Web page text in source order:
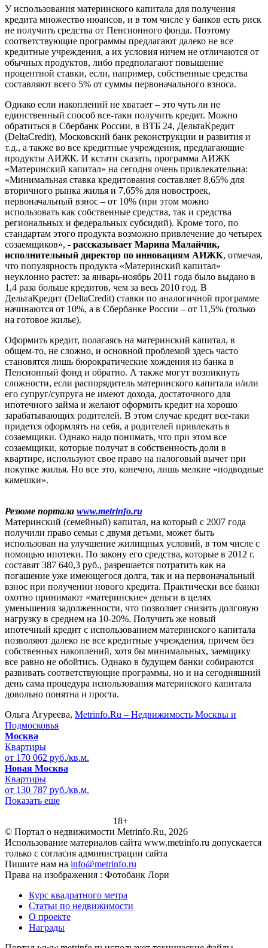
У использования материнского капитала для получения
кредита множество нюансов, и в том числе у банков есть риск
не получить средства от Пенсионного фонда. Поэтому
соответствующие программы предлагают далеко не все
кредитные учреждения, а их условия ничем не отличаются от
обычных продуктов, либо предполагают повышение
процентной ставки, если, например, собственные средства
составляют всего 5% от суммы первоначального взноса.
Однако если накоплений не хватает – это чуть ли не
единственный способ все-таки получить кредит. Можно
обратиться в Сбербанк России, в ВТБ 24, ДельтаКредит
(DeltaCredit), Московский банк реконструкции и развития и
т.д., а также во все кредитные учреждения, предлагающие
продукты АИЖК. И кстати сказать, программа АИЖК
«Материнский капитал» на сегодня очень привлекательна:
«Минимальная ставка кредитования составляет 8,65% для
вторичного рынка жилья и 7,65% для новостроек,
первоначальный взнос – от 10% (при этом можно
использовать как собственные средства, так и средства
региональных и федеральных субсидий). Кроме того, по
стандартам этого продукта возможно привлечение до четырех
созаемщиков», - рассказывает Марина Малайчик,
исполнительный директор по инновациям АИЖК, отмечая,
что популярность продукта «Материнский капитал»
неуклонно растет: за январь-ноябрь 2011 года было выдано в
1,4 раза больше кредитов, чем за весь 2010 год. В
ДельтаКредит (DeltaCredit) ставки по аналогичной программе
начинаются от 10%, а в Сбербанке России – от 11,5% (только
на готовое жилье).
Оформить кредит, полагаясь на материнский капитал, в
общем-то, не сложно, и основной проблемой здесь часто
становятся лишь бюрократические хождения из банка в
Пенсионный фонд и обратно. А также могут возникнуть
сложности, если распорядитель материнского капитала и/или
его супруг/супруга не имеют дохода, достаточного для
ипотечного займа и желают оформить кредит на хорошо
зарабатывающих родителей. В этом случае кредит все-таки
придется оформлять на себя, а родителей привлекать в
созаемщики. Однако надо понимать, что при этом все
созаемщики, которые получат в собственность доли в
квартире, используют свое право на налоговый вычет при
покупке жилья. Но все это, конечно, лишь мелкие «подводные
камешки».
Резюме портала www.metrinfo.ru
Материнский (семейный) капитал, на который с 2007 года
получили право семьи с двумя детьми, может быть
использован на улучшение жилищных условий, в том числе с
помощью ипотеки. По закону его средства, которые в 2012 г.
составят 387 640,3 руб., разрешается потратить как на
погашение уже имеющегося долга, так и на первоначальный
взнос при получении нового кредита. Практически все банки
охотно принимают «материнские» деньги в целях
уменьшения задолженности, что позволяет снизить долговую
нагрузку в среднем на 10-20%. Получить же новый
ипотечный кредит с использованием материнского капитала
позволяют далеко не все кредитные учреждения, причем без
собственных накоплений, хотя бы минимальных, заемщику
все равно не обойтись. Однако в будущем банки собираются
развивать соответствующие программы, но и на сегодняшний
день сама процедура использования материнского капитала
довольно понятна и проста.
Ольга Агуреева, Metrinfo.Ru – Недвижимость Москвы и
Подмосковья
Москва
Квартиры
от 170 062 руб./кв.м.
Новая Москва
Квартиры
от 130 787 руб./кв.м.
Показать еще
18+
© Портал о недвижимости Metrinfo.Ru, 2026
Использование материалов сайта www.metrinfo.ru допускается
только с согласия администрации сайта
Пишите нам на info@metrinfo.ru
Права на изображения : Фотобанк Лори
Курс квадратного метра
Статьи по недвижимости
О проекте
Награды